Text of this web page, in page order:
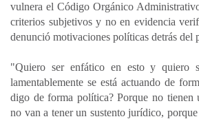
vulnera el Código Orgánico
criterios subjetivos y no en evidencia
denunció motivaciones políticas detrás del
"Quiero ser enfático en esto y quiero
lamentablemente se está actuando de
digo de forma política? Porque no tienen
no van a tener un sustento jurídico,